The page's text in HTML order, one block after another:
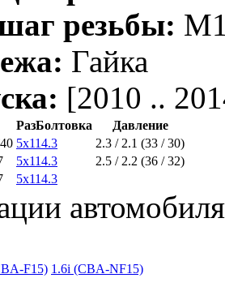
резьбы:
Гайка
[2010 ..
РазБолтовка
Давление
5x114.3
2.3 / 2.1 (33 / 30)
5x114.3
2.5 / 2.2 (36 / 32)
5x114.3
F15) 1.6i (CBA-NF15)